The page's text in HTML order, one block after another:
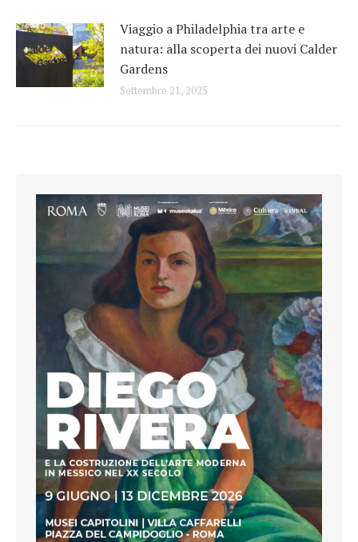
Viaggio a Philadelphia tra arte e
natura: alla scoperta dei nuovi Calder
Gardens
Settembre 21, 2025